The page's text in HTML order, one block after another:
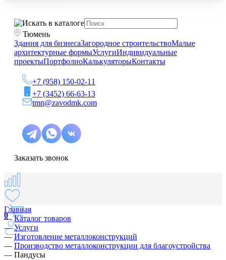
Тюмень
Здания для бизнесаЗагородное строительствоМалые
архитектурные формыУслугиИндивидуальные
проектыПортфолиоКалькуляторыКонтакты
+7 (958) 150-02-11
+7 (3452) 66-63-13
tmn@zavodmk.com
Заказать звонок
0
Главная
—Каталог товаров
—Услуги
—Изготовление металлоконструкций
— Производство металлоконструкции для благоустройства
— Пандусы